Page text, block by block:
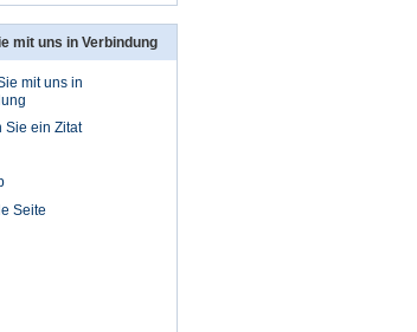
mit uns in Verbindung
mit uns in
Sie ein Zitat
Seite